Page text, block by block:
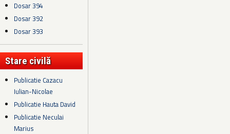
Dosar 394
Dosar 392
Dosar 393
Stare civilă
Publicatie Cazacu
Iulian-Nicolae
Publicatie Hauta David
Publicatie Neculai
Marius